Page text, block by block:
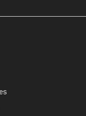
stap je